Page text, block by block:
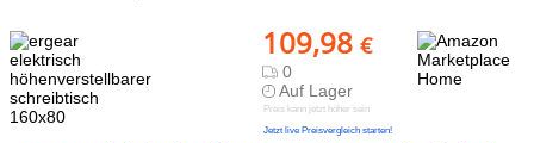
109,98 €
0
Auf Lager
Preis kann jetzt höher sein
Jetzt live Preisvergleich starten!